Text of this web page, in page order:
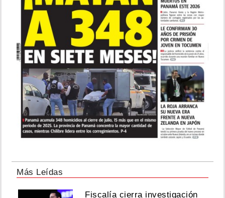
Más Leídas
Fiscalía cierra investigación